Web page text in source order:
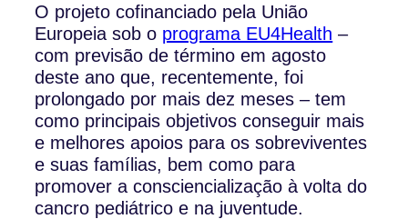
O projeto cofinanciado pela União
Europeia sob o programa EU4Health –
com previsão de término em agosto
deste ano que, recentemente, foi
prolongado por mais dez meses – tem
como principais objetivos conseguir mais
e melhores apoios para os sobreviventes
e suas famílias, bem como para
promover a consciencialização à volta do
cancro pediátrico e na juventude.